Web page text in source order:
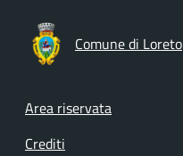
Comune di Loreto
Footer menu
Area riservata
Crediti